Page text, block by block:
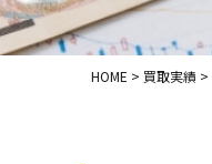
HOME > 買取実績 >